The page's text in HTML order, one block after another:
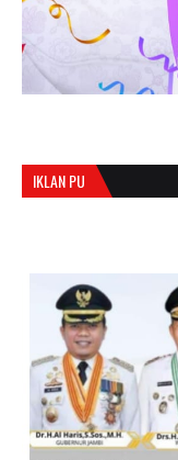
IKLAN PU